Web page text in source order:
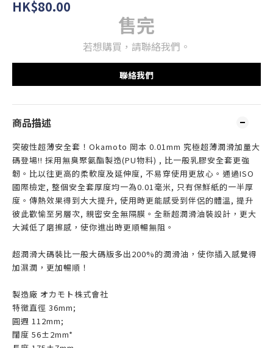
HK$80.00
售完
若想購買，請聯絡我們。
聯絡我們
商品描述
突破性超薄安全套！Okamoto 岡本 0.01mm 究極超薄潤滑加量大
碼登場!! 採用無臭聚氨酯製造(PU物料) , 比一般乳膠安全套更強
韌。比以往更高的柔軟度及延伸度, 不易穿使用更放心。通過ISO
國際檢定, 整個安全套厚度均一為0.01毫米, 只有保鮮紙的一半厚
度。傳熱效果得到大大提升, 使用時更能感受到伴侶的體溫, 提升
彼此歡愉至另層次, 親密安全無隔膜。全新超潤滑油裝設計，更大
大減低了磨擦感，使你進出時更順暢無阻。
超潤滑大碼裝比一般大碼版多出200%的潤滑油，使你插入感覺得
加濕潤，更加暢順！
製造廠 オカモト株式會社
特徵直徑 36mm;
圓週 112mm;
闊度 56±2mm*